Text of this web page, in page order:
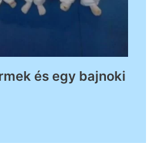
és egy bajnoki